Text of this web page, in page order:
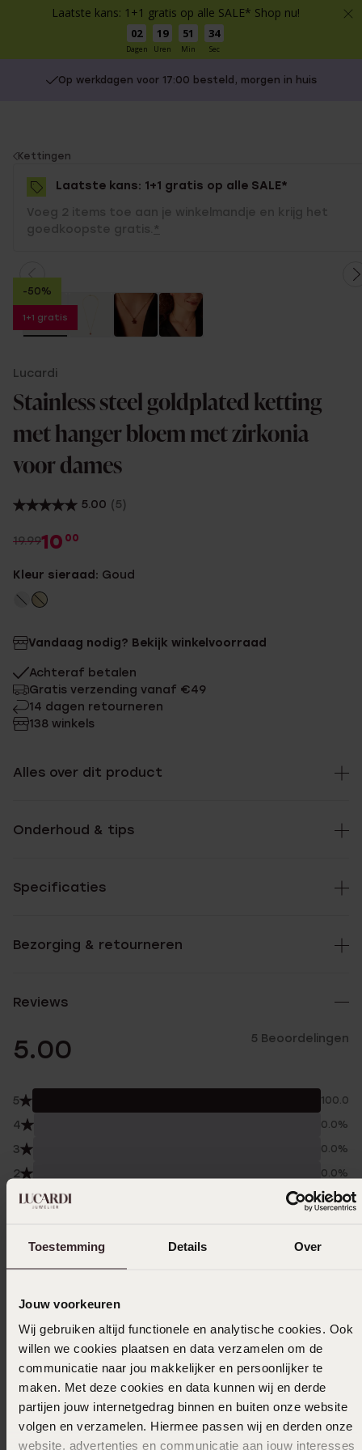
Laatste kans: 1+1 gratis op alle SALE* Shop nu!
02
Dagen
19
Uren
51
Min
33
Sec
Toestemming Details Over
Jouw voorkeuren
Wij gebruiken altijd functionele en analytische cookies. Ook
willen we cookies plaatsen en data verzamelen om de
communicatie naar jou makkelijker en persoonlijker te
maken. Met deze cookies en data kunnen wij en derde
partijen jouw internetgedrag binnen en buiten onze website
volgen en verzamelen. Hiermee passen wij en derden onze
website, advertenties en communicatie aan jouw interesses
Op werkdagen voor 17:00 besteld, morgen in huis
You
are
here:
Kettingen
Laatste kans: 1+1 gratis op alle SALE*
Voeg 2 items toe aan je winkelmandje en krijg het
goedkoopste gratis. *
-50%
1+1 gratis
Lucardi
Stainless steel goldplated ketting
met hanger bloem met zirkonia
voor dames
5.00 (5)
19.9910 00
Kleur sieraad: Goud
Vandaag nodig? Bekijk winkelvoorraad
Achteraf betalen
Gratis verzending vanaf €49
14 dagen retourneren
138 winkels
Alles over dit product
Onderhoud & tips
Specificaties
Bezorging & retourneren
Reviews
5.00 5 Beoordelingen
5 100.0%
4 0.0%
3 0.0%
2 0.0%
0.0%
Trusted shops
18-04-2026 - Patricia L.
03-08-2025 - Constance T.